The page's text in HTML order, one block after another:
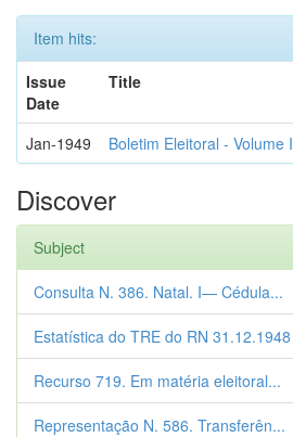
Item hits:
Issue
Date
Title
Jan-1949 Boletim Eleitoral - Volume I
Discover
Subject
Consulta N. 386. Natal. I— Cédula...
Estatística do TRE do RN 31.12.1948
Recurso 719. Em matéria eleitoral...
Representação N. 586. Transferên...